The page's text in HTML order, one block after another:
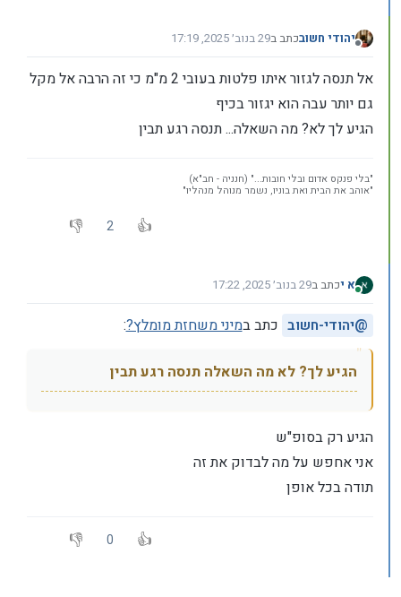
מנותק
יהודי חשובכתב ב29 בנוב׳ 2025, 17:19
נערך לאחרונה על ידי יהודי חשוב
אל תנסה לגזור איתו פלטות בעובי 2 מ"מ כי זה הרבה אל מקל
גם יותר עבה הוא יגזור בכיף
הגיע לך לא? מה השאלה... תנסה רגע תבין
"בלי פנקס אדום ובלי חובות..." (חנניה - חב"א)
"אוהב את הבית ואת בוניו, נשמר מנוהל מנהליו"
2
מחובר
א יכתב ב29 בנוב׳ 2025, 17:22
נערך לאחרונה על ידי
@יהודי-חשוב כתב במיני משחזת מומלץ?:
הגיע לך? לא מה השאלה תנסה רגע תבין
הגיע רק בסופ"ש
אני אחפש על מה לבדוק את זה
תודה בכל אופן
0